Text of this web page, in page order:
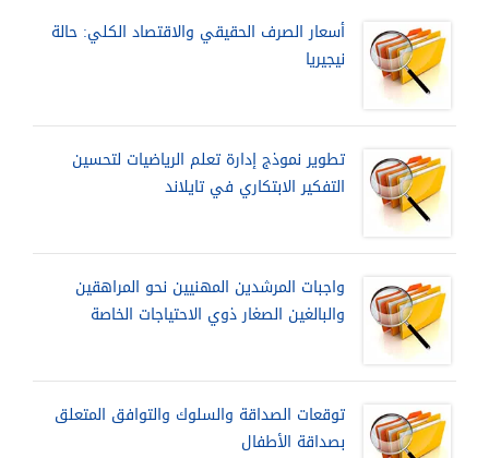
أسعار الصرف الحقيقي والاقتصاد الكلي: حالة
نيجيريا
تطوير نموذج إدارة تعلم الرياضيات لتحسين
التفكير الابتكاري في تايلاند
واجبات المرشدين المهنيين نحو المراهقين
والبالغين الصغار ذوي الاحتياجات الخاصة
توقعات الصداقة والسلوك والتوافق المتعلق
بصداقة الأطفال